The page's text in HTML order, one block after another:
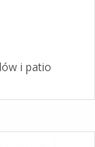
i patio